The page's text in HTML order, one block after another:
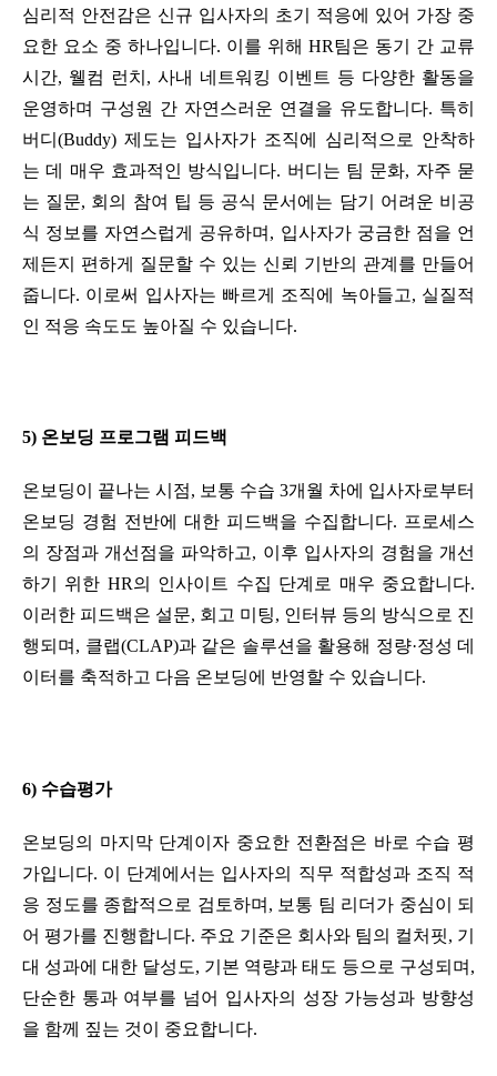
심리적 안전감은 신규 입사자의 초기 적응에 있어 가장 중
요한 요소 중 하나입니다. 이를 위해 HR팀은 동기 간 교류
시간, 웰컴 런치, 사내 네트워킹 이벤트 등 다양한 활동을
운영하며 구성원 간 자연스러운 연결을 유도합니다. 특히
버디(Buddy) 제도는 입사자가 조직에 심리적으로 안착하
는 데 매우 효과적인 방식입니다. 버디는 팀 문화, 자주 묻
는 질문, 회의 참여 팁 등 공식 문서에는 담기 어려운 비공
식 정보를 자연스럽게 공유하며, 입사자가 궁금한 점을 언
제든지 편하게 질문할 수 있는 신뢰 기반의 관계를 만들어
줍니다. 이로써 입사자는 빠르게 조직에 녹아들고, 실질적
인 적응 속도도 높아질 수 있습니다.
5) 온보딩 프로그램 피드백
온보딩이 끝나는 시점, 보통 수습 3개월 차에 입사자로부터
온보딩 경험 전반에 대한 피드백을 수집합니다. 프로세스
의 장점과 개선점을 파악하고, 이후 입사자의 경험을 개선
하기 위한 HR의 인사이트 수집 단계로 매우 중요합니다.
이러한 피드백은 설문, 회고 미팅, 인터뷰 등의 방식으로 진
행되며, 클랩(CLAP)과 같은 솔루션을 활용해 정량·정성 데
이터를 축적하고 다음 온보딩에 반영할 수 있습니다.
6) 수습평가
온보딩의 마지막 단계이자 중요한 전환점은 바로 수습 평
가입니다. 이 단계에서는 입사자의 직무 적합성과 조직 적
응 정도를 종합적으로 검토하며, 보통 팀 리더가 중심이 되
어 평가를 진행합니다. 주요 기준은 회사와 팀의 컬처핏, 기
대 성과에 대한 달성도, 기본 역량과 태도 등으로 구성되며,
단순한 통과 여부를 넘어 입사자의 성장 가능성과 방향성
을 함께 짚는 것이 중요합니다.